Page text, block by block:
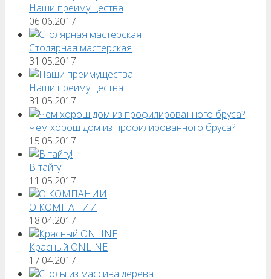
Наши преимущества
06.06.2017
Столярная мастерская
31.05.2017
Наши преимущества
31.05.2017
Чем хорош дом из профилированного бруса?
15.05.2017
В тайгу!
11.05.2017
О КОМПАНИИ
18.04.2017
Красный ONLINE
17.04.2017